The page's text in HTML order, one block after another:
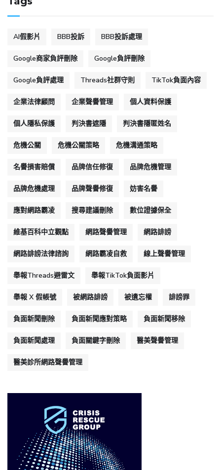
AI假影片 BBB投訴 BBB投訴處理
Google商家負評刪除 Google負評刪除
Google負評處理 Threads社群守則 TikTok負面內容
企業法律顧問 企業聲譽管理 個人資料保護
個人隱私保護 判決書遮隱 判決書隱匿姓名
危機公關 危機公關策略 危機溝通策略
名譽損害賠償 品牌信任修復 品牌危機管理
品牌危機處理 品牌聲譽修復 妨害名譽
應對網路霸凌 搜尋建議刪除 數位證據保全
維基百科中立觀點 網路聲譽管理 網路誹謗
網路誹謗法律諮詢 網路霸凌自救 線上聲譽管理
舉報Threads避雷文 舉報TikTok負面影片
舉報 X 假帳號 被網路誹謗 被遺忘權 誹謗罪
負面新聞刪除 負面新聞應對策略 負面新聞移除
負面新聞處理 負面關鍵字刪除 醫美聲譽管理
醫美診所網路聲譽管理